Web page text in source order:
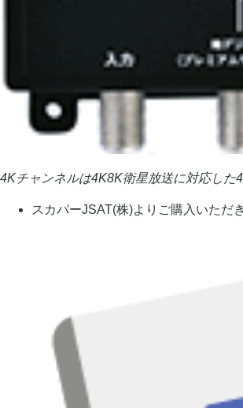
4Kチャンネルは4K8K衛星放送に対応した
スカパーJSAT(株)よりご購入いただ